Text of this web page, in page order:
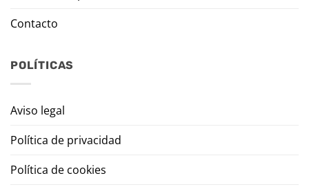
Contacto
POLÍTICAS
Aviso legal
Política de privacidad
Política de cookies